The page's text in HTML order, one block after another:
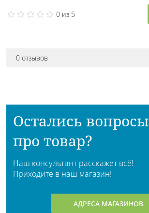
0 из 5
0 отзывов
Остались вопросы
про товар?
Наш консультант расскажет всё!
Приходите в наш магазин!
АДРЕСА МАГАЗИНОВ